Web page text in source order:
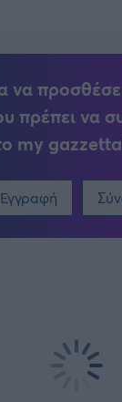
να
πρέπει να
my
Εγγραφή